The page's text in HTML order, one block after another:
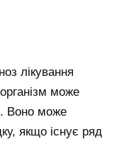
лікування
може
Воно може
якщо існує ряд